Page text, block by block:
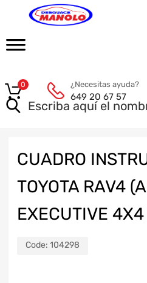
¿Necesitas ayuda?
649 20 67 57
0
CUADRO
TOYOTA RAV4
EXECUTIVE
Code: 104298